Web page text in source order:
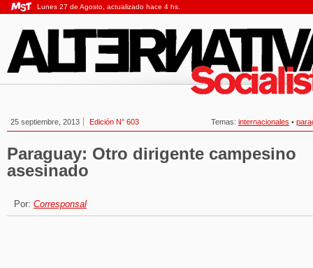
Lunes 27 de Agosto, actualizado hace 4 hs.
25 septiembre, 2013 Edición N° 603 Temas: internacionales •
Paraguay: Otro dirigente campesino
asesinado
Por: Corresponsal